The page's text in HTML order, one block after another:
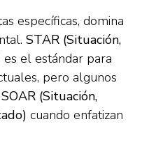
específicas, domina
STAR (Situación,
es el estándar para
pero algunos
SOAR (Situación,
cuando enfatizan